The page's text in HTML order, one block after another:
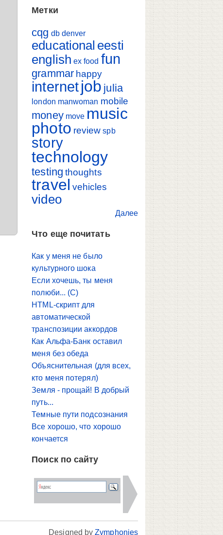
Метки
cqg db denver
educational eesti
english ex food fun
grammar happy
internetjob julia
london manwoman mobile
money move music
photo review spb
story
technology
testing thoughts
travel vehicles
video
Далее
Что еще почитать
Как у меня не было
культурного шока
Если хочешь, ты меня
полюби... (С)
HTML-скрипт для
автоматической
транспозиции аккордов
Как Альфа-Банк оставил
меня без обеда
Объяснительная (для всех,
кто меня потерял)
Земля - прощай! В добрый
путь...
Темные пути подсознания
Все хорошо, что хорошо
кончается
Поиск по сайту
Designed byZymphonies